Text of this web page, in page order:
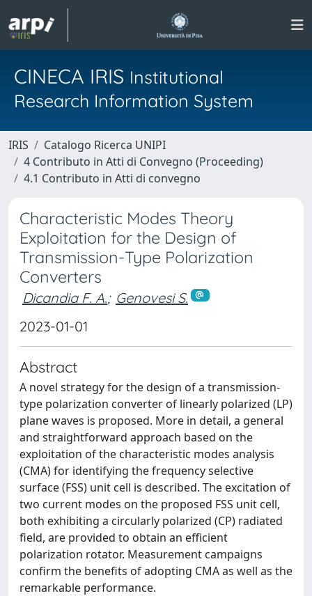
CINECA IRIS Institutional
Research Information System
IRIS
Catalogo Ricerca UNIPI
4 Contributo in Atti di Convegno (Proceeding)
4.1 Contributo in Atti di convegno
Characteristic Modes Theory
Exploitation for the Design of
Transmission-Type Polarization
Converters
Dicandia F. A.; Genovesi S.
2023-01-01
Abstract
A novel strategy for the design of a transmission-
type polarization converter of linearly polarized (LP)
plane waves is proposed. More in detail, a general
and straightforward approach based on the
exploitation of the characteristic modes analysis
(CMA) for identifying the frequency selective
surface (FSS) unit cell is described. The excitation of
two current modes on the proposed FSS unit cell,
both exhibiting a circularly polarized (CP) radiated
field, are provided to obtain an efficient
polarization rotator. Measurement campaigns
confirm the benefits of adopting CMA as well as the
remarkable performance.